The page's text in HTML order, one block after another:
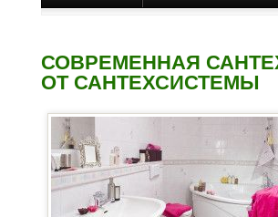
СОВРЕМЕННАЯ
ОТ САНТЕХСИСТЕМЫ